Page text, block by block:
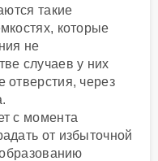
такие
которые
не
случаев у них
отверстия, через
с момента
от избыточной